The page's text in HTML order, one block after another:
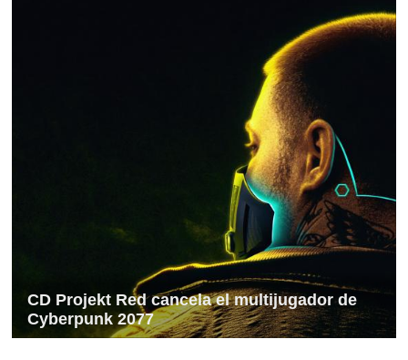
CD Projekt Red cancela el multijugador de
Cyberpunk 2077